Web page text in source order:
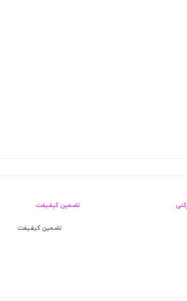
تضـمین کیفـیفت
تضـمین کیفـیفت